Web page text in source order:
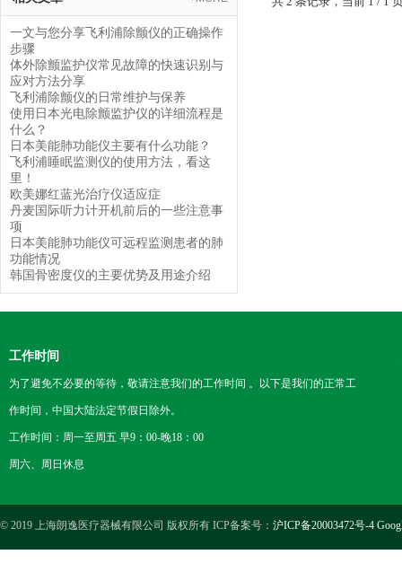
一文与您分享飞利浦除颤仪的正确操作
步骤
体外除颤监护仪常见故障的快速识别与
应对方法分享
飞利浦除颤仪的日常维护与保养
使用日本光电除颤监护仪的详细流程是
什么？
日本美能肺功能仪主要有什么功能？
飞利浦睡眠监测仪的使用方法，看这
里！
欧美娜红蓝光治疗仪适应症
丹麦国际听力计开机前后的一些注意事
项
日本美能肺功能仪可远程监测患者的肺
功能情况
韩国骨密度仪的主要优势及用途介绍
工作时间
为了避免不必要的等待，敬请注意我们的工作时间 。以下是我们的正常工
作时间，中国大陆法定节假日除外。
工作时间：周一至周五 早9：00-晚18：00
周六、周日休息
© 2019 上海朗逸医疗器械有限公司 版权所有 ICP备案号： 沪ICP备20003472号-4